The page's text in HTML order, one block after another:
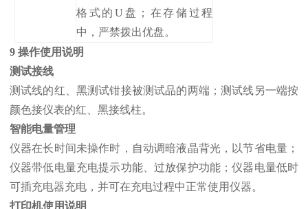
格式的U盘；在存储过程
中，严禁拨出优盘。
9 操作使用说明
测试接线
测试线的红、黑测试钳接被测试品的两端；测试线另一端按
颜色接仪表的红、黑接线柱。
智能电量管理
仪器在长时间未操作时，自动调暗液晶背光，以节省电量；
仪器带低电量充电提示功能、过放保护功能；仪器电量低时
可插充电器充电，并可在充电过程中正常使用仪器。
打印机使用说明